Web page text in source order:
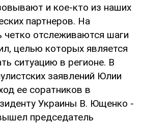
и кое-кто из наших
партнеров. На
отслеживаются шаги
целью которых является
ситуацию в регионе. В
заявлений Юлии
ее соратников в
Украины В. Ющенко -
председатель